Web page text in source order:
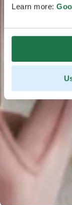
Learn more: